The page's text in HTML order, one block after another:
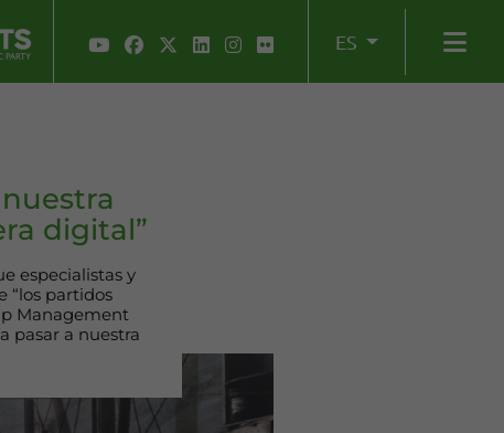
ES
digital”
especialistas y
“los partidos
Management
pasar a nuestra